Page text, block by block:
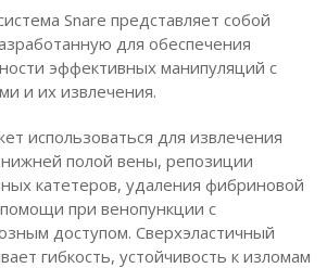
Snare представляет собой
для обеспечения
эффективных манипуляций с
и их извлечения.
использоваться для извлечения
полой вены, репозиции
катетеров, удаления фибриновой
при венопункции с
доступом. Сверхэластичный
гибкость, устойчивость к изломам